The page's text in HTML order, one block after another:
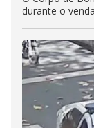
durante o